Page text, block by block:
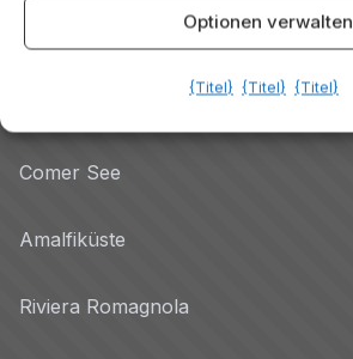
Optionen verwalten
{Titel} {Titel} {Titel}
Gardasee
Comer See
Amalfiküste
Riviera Romagnola